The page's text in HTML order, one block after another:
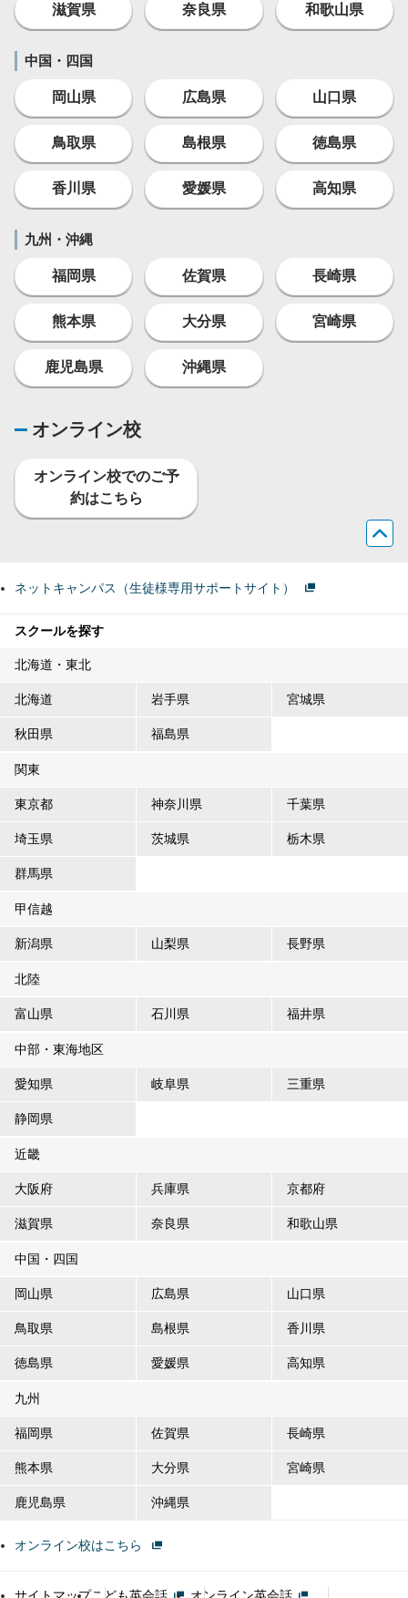
滋賀県 奈良県 和歌山県
中国・四国
岡山県 広島県 山口県
鳥取県 島根県 徳島県
香川県 愛媛県 高知県
九州・沖縄
福岡県 佐賀県 長崎県
熊本県 大分県 宮崎県
鹿児島県 沖縄県
オンライン校
オンライン校でのご予
約はこちら
ネットキャンパス（生徒様専用サポートサイト）
スクールを探す
北海道・東北
北海道 岩手県 宮城県
秋田県 福島県
関東
東京都 神奈川県 千葉県
埼玉県 茨城県 栃木県
群馬県
甲信越
新潟県 山梨県 長野県
北陸
富山県 石川県 福井県
中部・東海地区
愛知県 岐阜県 三重県
静岡県
近畿
大阪府 兵庫県 京都府
滋賀県 奈良県 和歌山県
中国・四国
岡山県 広島県 山口県
鳥取県 島根県 香川県
徳島県 愛媛県 高知県
九州
福岡県 佐賀県 長崎県
熊本県 大分県 宮崎県
鹿児島県 沖縄県
オンライン校はこちら